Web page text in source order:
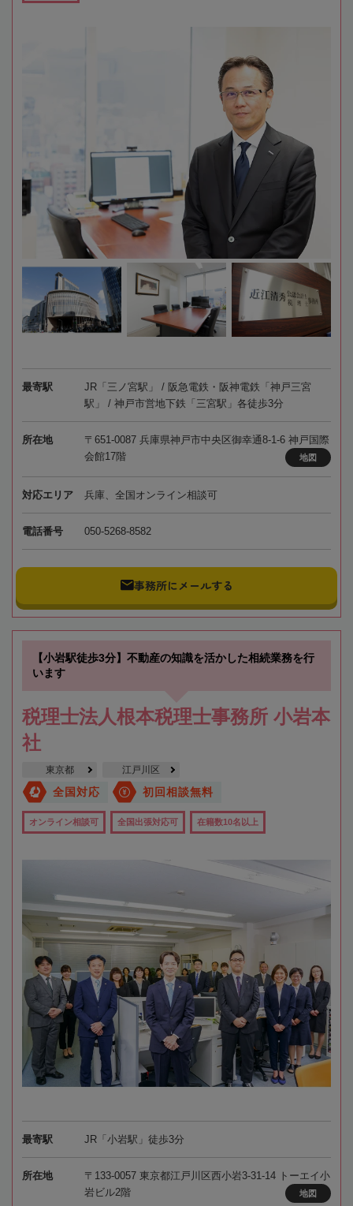
最寄駅
JR「三ノ宮駅」 / 阪急電鉄・阪神電鉄「神戸三宮
駅」 / 神戸市営地下鉄「三宮駅」各徒歩3分
所在地
〒651-0087 兵庫県神戸市中央区御幸通8-1-6 神戸国際
会館17階
地図
対応エリア 兵庫、全国オンライン相談可
電話番号 050-5268-8582
事務所にメールする
【小岩駅徒歩3分】不動産の知識を活かした相続業務を行
います
税理士法人根本税理士事務所 小岩本
社
東京都 江戸川区
全国対応 初回相談無料
オンライン相談可 全国出張対応可 在籍数10名以上
最寄駅 JR「小岩駅」徒歩3分
所在地
〒133-0057 東京都江戸川区西小岩3-31-14 トーエイ小
岩ビル2階
地図